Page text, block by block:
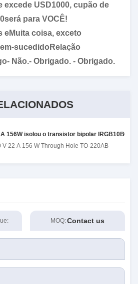
excede USD1000, cupão de
será para VOCÊ!
eMuita coisa, exceto
sucedido Relação
- Não.- Obrigado. - Obrigado.
156W isolou o transistor bipolar
V 22 A 156 W Through Hole TO-220AB
MOQ:Contact us